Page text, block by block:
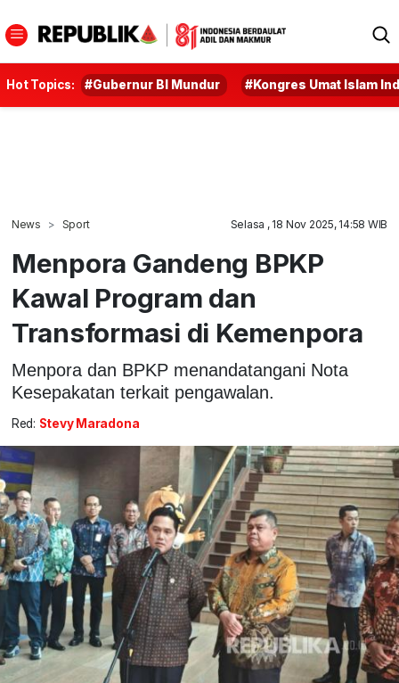
Hot Topics: #Gubernur BI Mundur #Kongres Umat Islam
News Sport Selasa , 18 Nov 2025, 14:58 WIB
Menpora Gandeng BPKP
Kawal Program dan
Transformasi di Kemenpora
Menpora dan BPKP menandatangani Nota
Kesepakatan terkait pengawalan.
Red: Stevy Maradona